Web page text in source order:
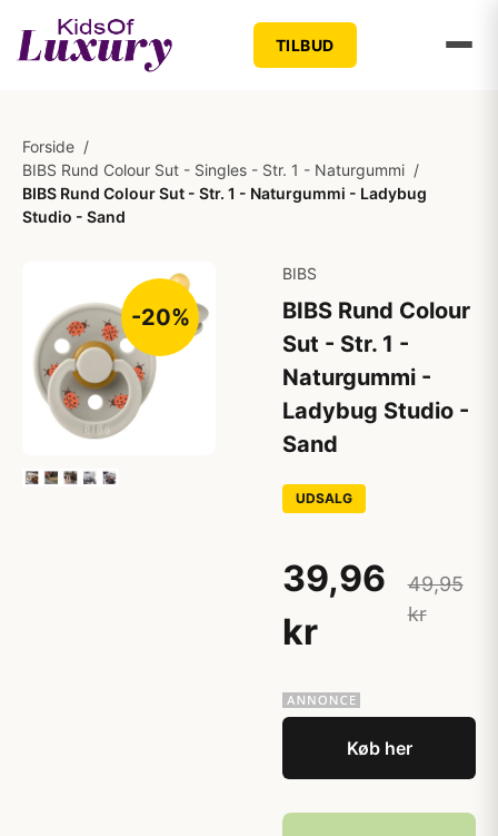
TILBUD
Forside /
BIBS Rund Colour Sut - Singles - Str. 1 - Naturgummi /
BIBS Rund Colour Sut - Str. 1 - Naturgummi - Ladybug
Studio - Sand
-20%
BIBS
BIBS Rund Colour
Sut - Str. 1 -
Naturgummi -
Ladybug Studio -
Sand
UDSALG
39,96
kr
49,95
kr
Køb her